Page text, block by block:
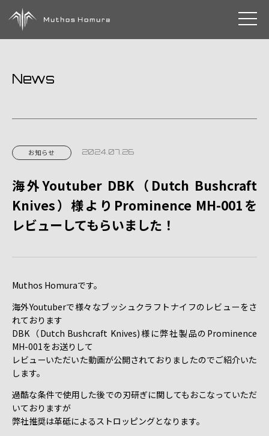
toggle
News
お知らせ 2024.07.26
海外Youtuber DBK（Dutch Bushcraft
Knives）様よりProminence MH-001を
レビューしてもらいました！
Muthos Homuraです。
海外Youtuberで様々なブッシュクラフトナイフのレビューをさ
れております
DBK（Dutch Bushcraft Knives)様に弊社製品のProminence
MH-001をお送りして
レビューいただいた動画が公開されておりましたのでご紹介いた
します。
過酷な条件で使用した後での刃研ぎに関してもおこなっていただ
いておりますが
弊社推奨は革砥によるストロッピングとなります。